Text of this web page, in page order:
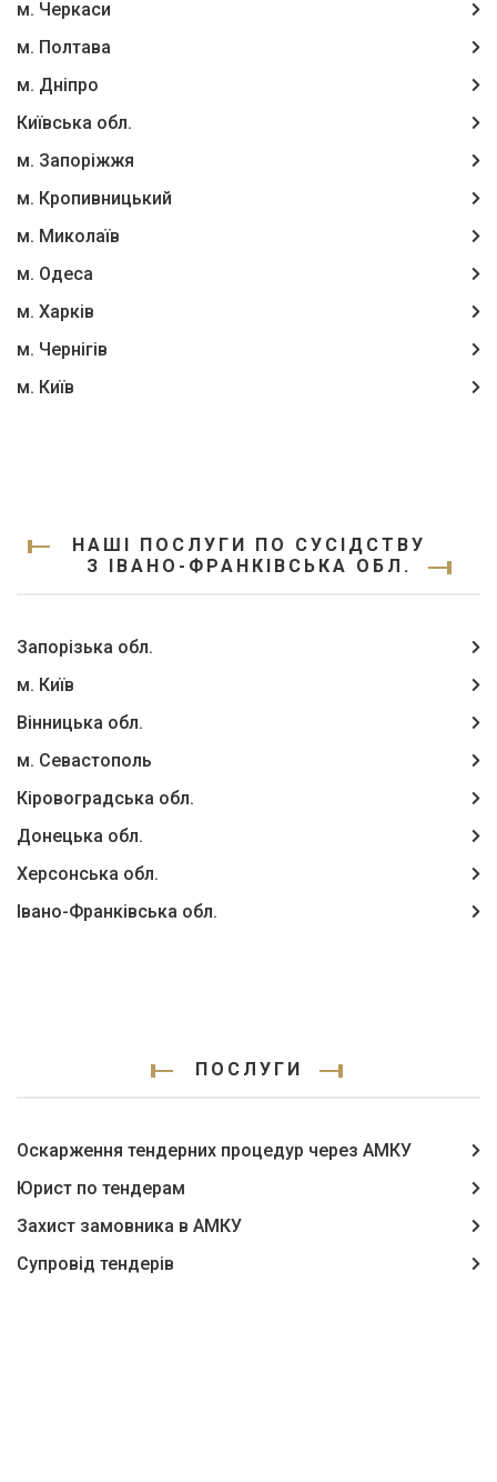
м. Черкаси
м. Полтава
м. Дніпро
Київська обл.
м. Запоріжжя
м. Кропивницький
м. Миколаїв
м. Одеса
м. Харків
м. Чернігів
м. Київ
НАШІ ПОСЛУГИ ПО СУСІДСТВУ
З ІВАНО-ФРАНКІВСЬКА ОБЛ.
Запорізька обл.
м. Київ
Вінницька обл.
м. Севастополь
Кіровоградська обл.
Донецька обл.
Херсонська обл.
Івано-Франківська обл.
ПОСЛУГИ
Оскарження тендерних процедур через АМКУ
Юрист по тендерам
Захист замовника в АМКУ
Супровід тендерів